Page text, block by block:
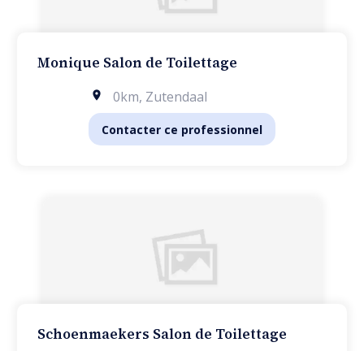
Monique Salon de Toilettage
0km, Zutendaal
Contacter ce professionnel
Schoenmaekers Salon de Toilettage